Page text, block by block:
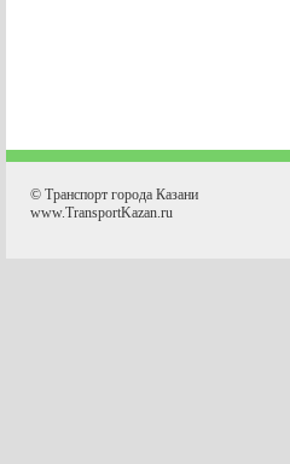
© Транспорт города Казани
www.TransportKazan.ru